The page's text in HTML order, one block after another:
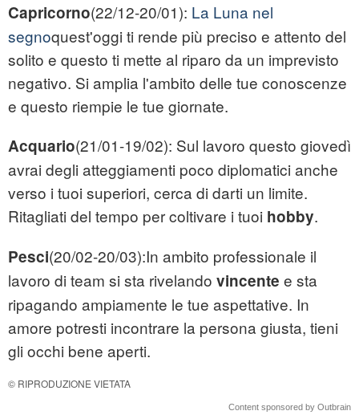
Capricorno(22/12-20/01): La Luna nel
segnoquest'oggi ti rende più preciso e attento del
solito e questo ti mette al riparo da un imprevisto
negativo. Si amplia l'ambito delle tue conoscenze
e questo riempie le tue giornate.
Acquario(21/01-19/02): Sul lavoro questo giovedì
avrai degli atteggiamenti poco diplomatici anche
verso i tuoi superiori, cerca di darti un limite.
Ritagliati del tempo per coltivare i tuoi hobby.
Pesci(20/02-20/03):In ambito professionale il
lavoro di team si sta rivelando vincente e sta
ripagando ampiamente le tue aspettative. In
amore potresti incontrare la persona giusta, tieni
gli occhi bene aperti.
© RIPRODUZIONE VIETATA
Content sponsored by Outbrain